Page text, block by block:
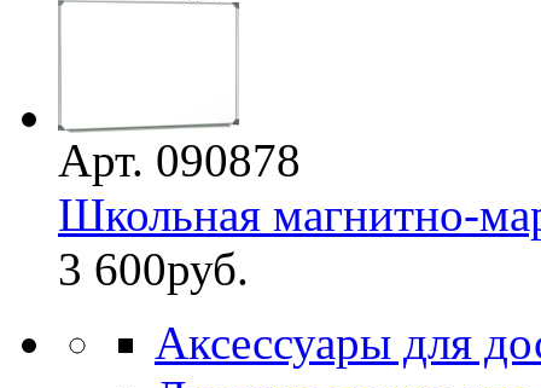
Арт. 090878
Школьная магнитно-
3 600руб.
Аксессуары для